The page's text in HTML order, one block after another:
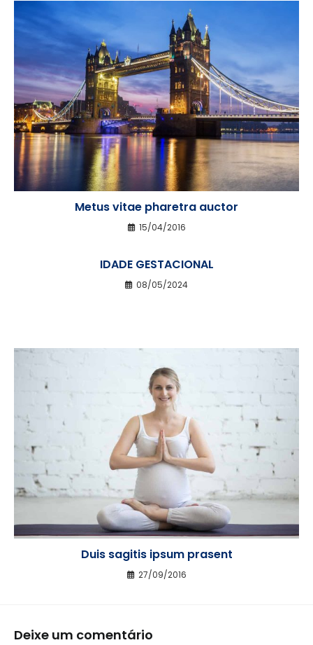
Metus vitae pharetra auctor
15/04/2016
IDADE GESTACIONAL
08/05/2024
Duis sagitis ipsum prasent
27/09/2016
Deixe um comentário